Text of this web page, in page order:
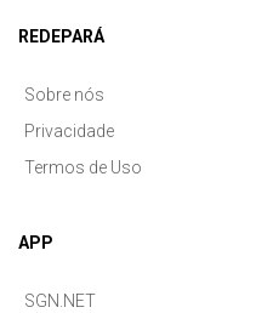
REDEPARÁ
Sobre nós
Privacidade
Termos de Uso
APP
SGN.NET